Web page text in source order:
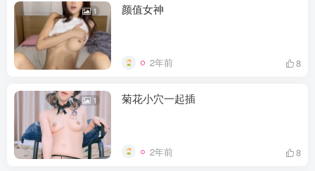
1 颜值女神
2年前 8
1 菊花小穴一起插
2年前 8